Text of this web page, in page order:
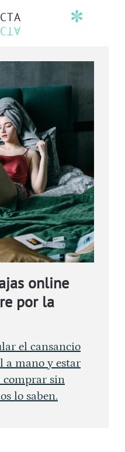
online
por la
el cansancio
a mano y estar
comprar sin
lo saben.